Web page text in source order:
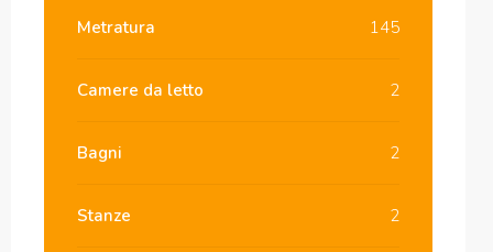
Metratura 145
Camere da letto 2
Bagni 2
Stanze 2